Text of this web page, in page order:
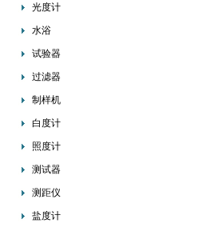
光度计
水浴
试验器
过滤器
制样机
白度计
照度计
测试器
测距仪
盐度计